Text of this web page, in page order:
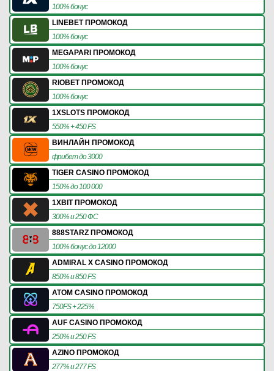
100% бонус
LINEBET ПРОМОКОД
100% бонус
MEGAPARI ПРОМОКОД
100% бонус
RIOBET ПРОМОКОД
100% бонус
1XSLOTS ПРОМОКОД
550% + 450 FS
ВИНЛАЙН ПРОМОКОД
фрибет до 3000
TIGER CASINO ПРОМОКОД
150% до 100 000
1XBIT ПРОМОКОД
300% и 250 ФС
888STARZ ПРОМОКОД
100% бонус до 12000
ADMIRAL X CASINO ПРОМОКОД
850% и 850 FS
ATOM CASINO ПРОМОКОД
750FS + 225%
AUF CASINO ПРОМОКОД
250% и 250 FS
AZINO ПРОМОКОД
277% и 277 FS